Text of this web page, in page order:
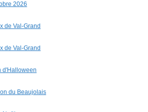
2026
de Val-Grand
de Val-Grand
d'Halloween
du Beaujolais